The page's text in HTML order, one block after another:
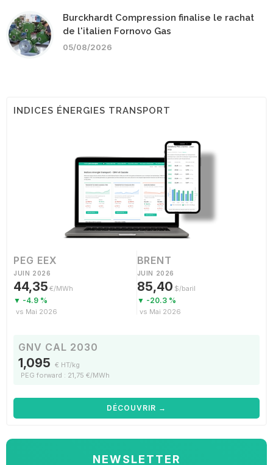
Burckhardt Compression finalise le rachat
de l'italien Fornovo Gas
05/08/2026
INDICES ÉNERGIES TRANSPORT
PEG EEX
JUIN 2026
44,35 €/MWh
▼ -4.9 %
vs Mai 2026
BRENT
JUIN 2026
85,40 $/baril
▼ -20.3 %
vs Mai 2026
GNV CAL 2030
1,095 € HT/kg
PEG forward : 21,75 €/MWh
DÉCOUVRIR →
NEWSLETTER